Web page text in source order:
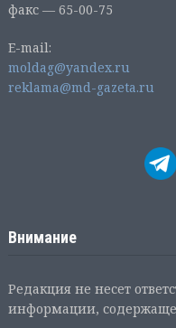
факс — 65-00-75
E-mail:
moldag@yandex.ru
reklama@md-gazeta.ru
Внимание
Редакция не несет
информации,